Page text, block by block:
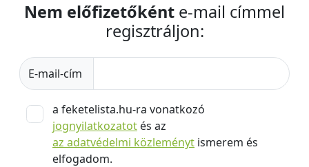
Nem előfizetőként e-mail címmel
regisztráljon:
E-mail-cím
a feketelista.hu-ra vonatkozó
jognyilatkozatot és az
az adatvédelmi közleményt ismerem és
elfogadom.